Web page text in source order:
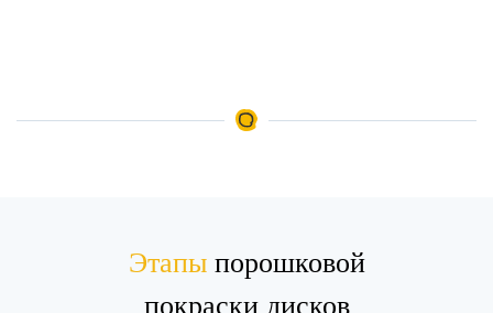
Этапы порошковой
покраски дисков